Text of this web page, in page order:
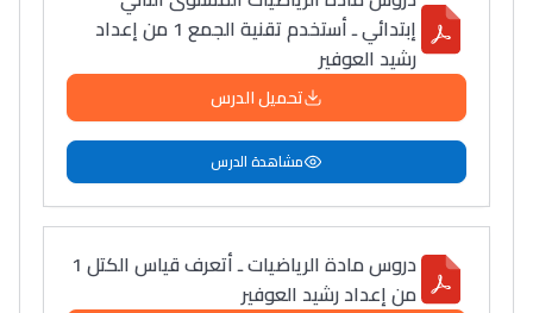
سامورا
بطلة المغرب فالقفز
الطولي، ملاك البردع
كتحكي على تجربتها
فالرّياضة و الدّراسة
إبتدائي ـ أستخدم تقنية الجمع 1 من إعداد
رشيد العوفير
تحميل الدرس
مشاهدة الدرس
دروس مادة الرياضيات ـ أتعرف قياس الكتل 1
من إعداد رشيد العوفير